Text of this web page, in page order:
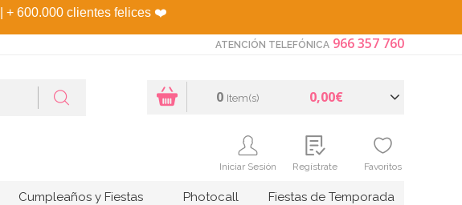
| + 600.000 clientes felices ❤️
ATENCIÓN TELEFÓNICA 966 357 760
0 Item(s) 0,00€
Iniciar Sesión Regístrate Favoritos
Cumpleaños y Fiestas Photocall Fiestas de Temporada